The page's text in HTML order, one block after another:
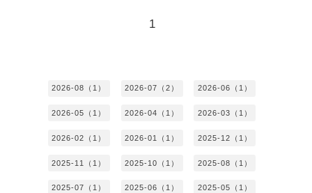
1
2026-08（1） 2026-07（2） 2026-06（1）
2026-05（1） 2026-04（1） 2026-03（1）
2026-02（1） 2026-01（1） 2025-12（1）
2025-11（1） 2025-10（1） 2025-08（1）
2025-07（1） 2025-06（1） 2025-05（1）